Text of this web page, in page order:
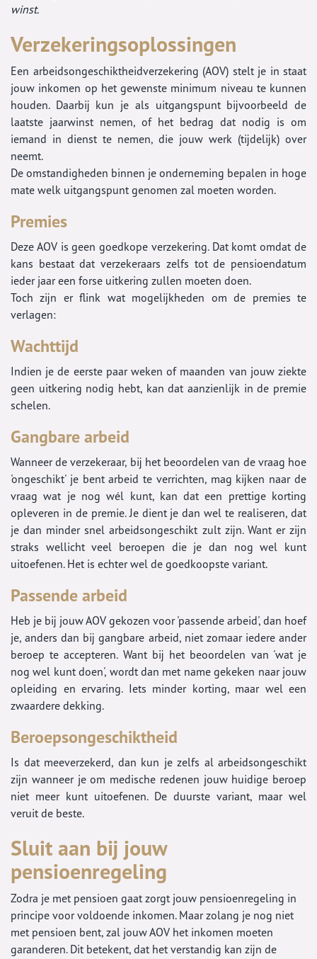
winst.
Verzekeringsoplossingen
Een arbeidsongeschiktheidverzekering (AOV) stelt je in staat
jouw inkomen op het gewenste minimum niveau te kunnen
houden. Daarbij kun je als uitgangspunt bijvoorbeeld de
laatste jaarwinst nemen, of het bedrag dat nodig is om
iemand in dienst te nemen, die jouw werk (tijdelijk) over
neemt.
De omstandigheden binnen je onderneming bepalen in hoge
mate welk uitgangspunt genomen zal moeten worden.
Premies
Deze AOV is geen goedkope verzekering. Dat komt omdat de
kans bestaat dat verzekeraars zelfs tot de pensioendatum
ieder jaar een forse uitkering zullen moeten doen.
Toch zijn er flink wat mogelijkheden om de premies te
verlagen:
Wachttijd
Indien je de eerste paar weken of maanden van jouw ziekte
geen uitkering nodig hebt, kan dat aanzienlijk in de premie
schelen.
Gangbare arbeid
Wanneer de verzekeraar, bij het beoordelen van de vraag hoe
'ongeschikt' je bent arbeid te verrichten, mag kijken naar de
vraag wat je nog wél kunt, kan dat een prettige korting
opleveren in de premie. Je dient je dan wel te realiseren, dat
je dan minder snel arbeidsongeschikt zult zijn. Want er zijn
straks wellicht veel beroepen die je dan nog wel kunt
uitoefenen. Het is echter wel de goedkoopste variant.
Passende arbeid
Heb je bij jouw AOV gekozen voor 'passende arbeid', dan hoef
je, anders dan bij gangbare arbeid, niet zomaar iedere ander
beroep te accepteren. Want bij het beoordelen van 'wat je
nog wel kunt doen', wordt dan met name gekeken naar jouw
opleiding en ervaring. Iets minder korting, maar wel een
zwaardere dekking.
Beroepsongeschiktheid
Is dat meeverzekerd, dan kun je zelfs al arbeidsongeschikt
zijn wanneer je om medische redenen jouw huidige beroep
niet meer kunt uitoefenen. De duurste variant, maar wel
veruit de beste.
Sluit aan bij jouw
pensioenregeling
Zodra je met pensioen gaat zorgt jouw pensioenregeling in
principe voor voldoende inkomen. Maar zolang je nog niet
met pensioen bent, zal jouw AOV het inkomen moeten
garanderen. Dit betekent, dat het verstandig kan zijn de